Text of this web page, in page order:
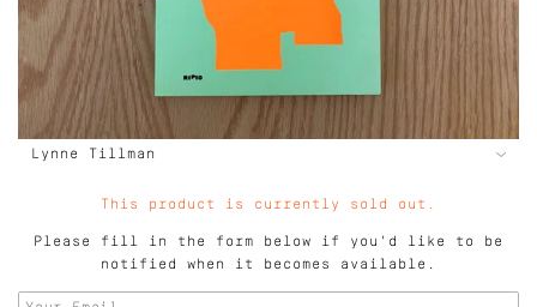
This product is currently sold out.
Please fill in the form below if you'd like to be
notified when it becomes available.